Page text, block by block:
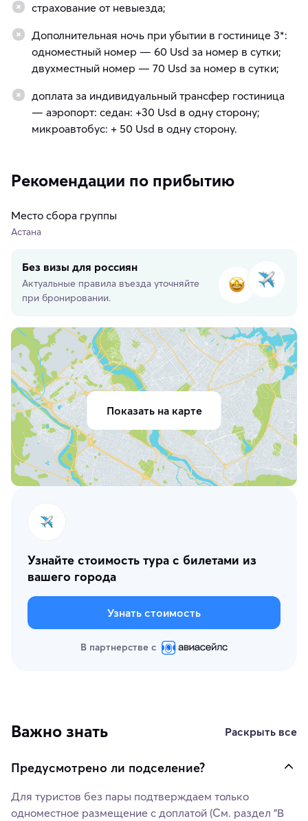
страхование от невыезда;
Дополнительная ночь при убытии в гостинице 3*:
одноместный номер — 60 Usd за номер в сутки;
двухместный номер — 70 Usd за номер в сутки;
доплата за индивидуальный трансфер гостиница
— аэропорт: седан: +30 Usd в одну сторону;
микроавтобус: + 50 Usd в одну сторону.
Рекомендации по прибытию
Место сбора группы
Астана
Без визы для россиян
Актуальные правила въезда уточняйте
при бронировании.
Показать на карте
Узнайте стоимость тура с билетами из
вашего города
Узнать стоимость
В партнерстве с
Важно знать Раскрыть все
Предусмотрено ли подселение?
Для туристов без пары подтверждаем только
одноместное размещение с доплатой (См. раздел "В